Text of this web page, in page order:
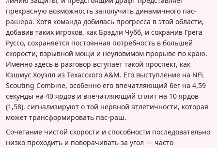
прекрасную возможность заполучить динамичного паc-
рашера. Хотя команда добилась прогресса в этой области,
добавив таких игроков, как Брэдли Чубб, и сохранив Грега
Руссо, сохраняется постоянная потребность в большей
скорости, взрывной мощи и неуловимом прорыве по краю.
Именно здесь в разговор вступает такой проспект, как
Кэшиус Хоуэлл из Техасского А&М. Его выступление на NFL
Scouting Combine, особенно его впечатляющий бег на 4,59
секунды на 40 ярдов и впечатляющий сплит на 10 ярдов
(1,58), сигнализируют о той нервной атлетичности, которая
может трансформировать паc-раш.
Сочетание чистой скорости и способности последовательно
низко проходить и поворачивать за угол — часто